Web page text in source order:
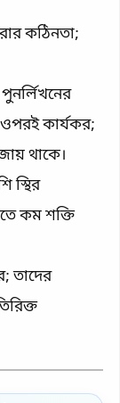
কঠিনতা;
কার্যকর;
থাকে।
স্থির
কম শক্তি
তাদের